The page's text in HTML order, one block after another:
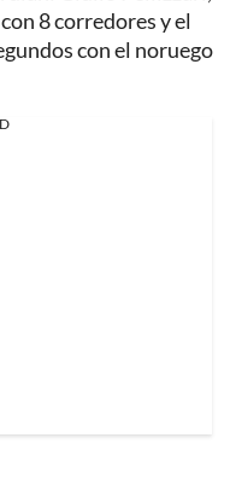
8 corredores y el
con el noruego